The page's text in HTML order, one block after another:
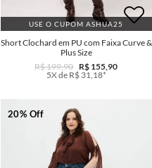
USE O CUPOM ASHUA25
Short Clochard em PU com Faixa Curve &
Plus Size
R$ 199,90 R$ 155,90
5X de R$ 31,18*
20% Off